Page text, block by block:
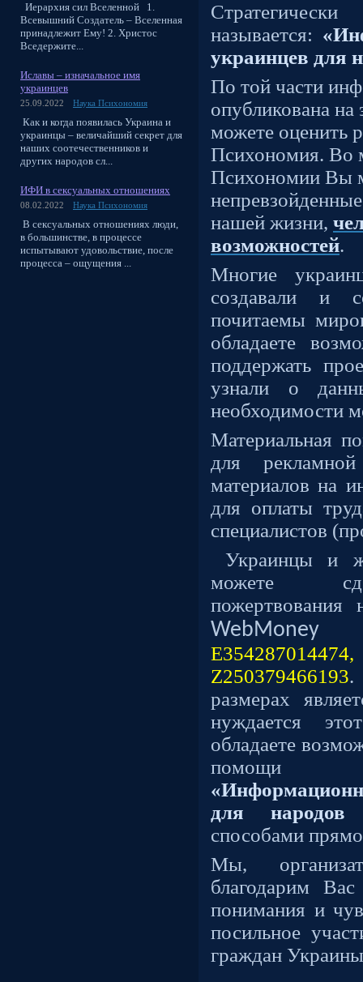
Иерархия сил Вселенной 1.
Всевышний Создатель – Вселенная
принадлежит Ему! 2. Христос
Вседержите...
Иславы – изначальное имя
украинцев
25.09.2022 Наука Психономия
Как и когда появилась Украина и
украинцы – величайший секрет для
наших соотечественников и
других народов сл...
ИФИ в сексуальных отношениях
08.02.2022 Наука Психономия
В сексуальных отношениях люди,
в большинстве, в процессе
испытывают удовольствие, после
процесса – ощущения ...
называется:
украинцев для
По той части
опубликована
можете оценить
Психономия. Во
Психономии Вы
нашей жизни,
возможностей.
Многие
создавали и
почитаемы
обладаете
поддержать
узнали о
необходимости
Материальная
для
материалов на
для оплаты
специалистов
Украинцы и
можете
WebMoney
Z250379466193.
размерах
нуждается
обладаете
помощи
«
для
способами прямо
Мы,
благодарим
понимания и
посильное
граждан